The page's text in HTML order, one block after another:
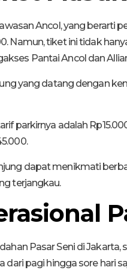
Ancol, yang
Namun, tiket ini tidak
Pantai Ancol dan
yang datang dengan
parkirnya adalah
dapat menikmati
terjangkau.
Pasar Seni di
dari pagi hingga sore hari